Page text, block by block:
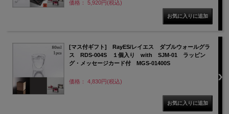
価格： 5,920円(税込)
[マス付ギフト] RayES/レイエス ダブルウォールグラ
ス RDS-004S １個入り with SJM-01 ラッピン
グ・メッセージカード付 MGS-01400S
価格： 4,830円(税込)